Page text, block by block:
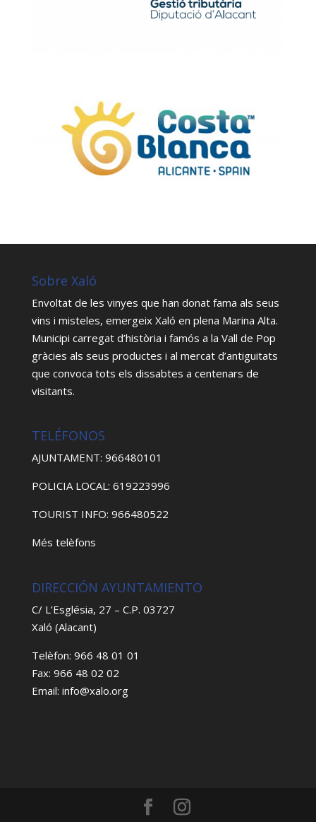
Sobre Xaló
Envoltat de les vinyes que han donat fama als seus
vins i misteles, emergeix Xaló en plena Marina Alta.
Municipi carregat d’història i famós a la Vall de Pop
gràcies als seus productes i al mercat d’antiguitats
que convoca tots els dissabtes a centenars de
visitants.
TELÉFONOS
AJUNTAMENT: 966480101
POLICIA LOCAL: 619223996
TOURIST INFO: 966480522
Més telèfons
DIRECCIÓN AYUNTAMIENTO
C/ L’Església, 27 – C.P. 03727
Xaló (Alacant)
Telèfon: 966 48 01 01
Fax: 966 48 02 02
Email: info@xalo.org